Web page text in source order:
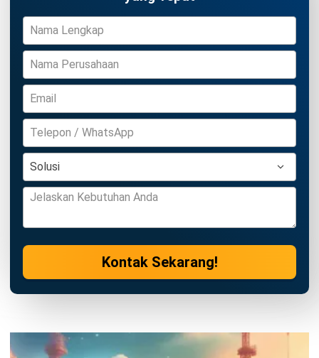
dan Prosesnya
Aulia Kholqiana- 07/05/2026
Mengenal Commissioning, Tujuan,
Jenis, dan Prosesnya
Nur Fi'llia Nugrahani